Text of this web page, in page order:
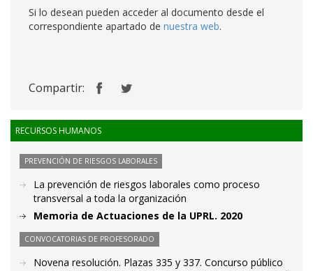
Si lo desean pueden acceder al documento desde el
correspondiente apartado de nuestra web.
Compartir:
RECURSOS HUMANOS
PREVENCIÓN DE RIESGOS LABORALES
La prevención de riesgos laborales como proceso
transversal a toda la organización
Memoria de Actuaciones de la UPRL. 2020
CONVOCATORIAS DE PROFESORADO
Novena resolución. Plazas 335 y 337. Concurso público